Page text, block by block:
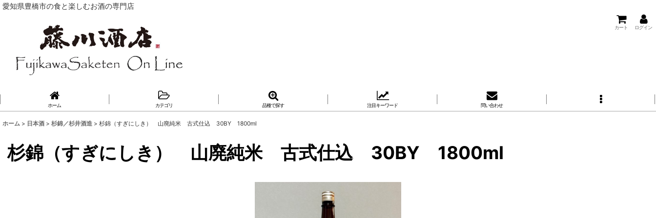
愛知県豊橋市の食と楽しむお酒の専門店
カート ログイン
ホーム カテゴリ 品種で探す 注目キーワード 問い合わせ
ホーム > 日本酒 > 杉錦／杉井酒造 > 杉錦（すぎにしき） 山廃純米 古式仕込 30BY 1800ml
杉錦（すぎにしき） 山廃純米 古式仕込 30BY 1800ml